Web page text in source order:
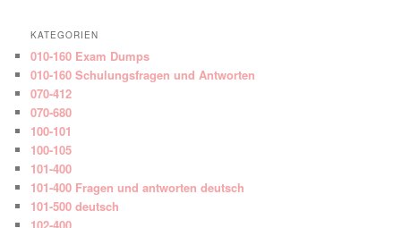
KATEGORIEN
010-160 Exam Dumps
010-160 Schulungsfragen und Antworten
070-412
070-680
100-101
100-105
101-400
101-400 Fragen und antworten deutsch
101-500 deutsch